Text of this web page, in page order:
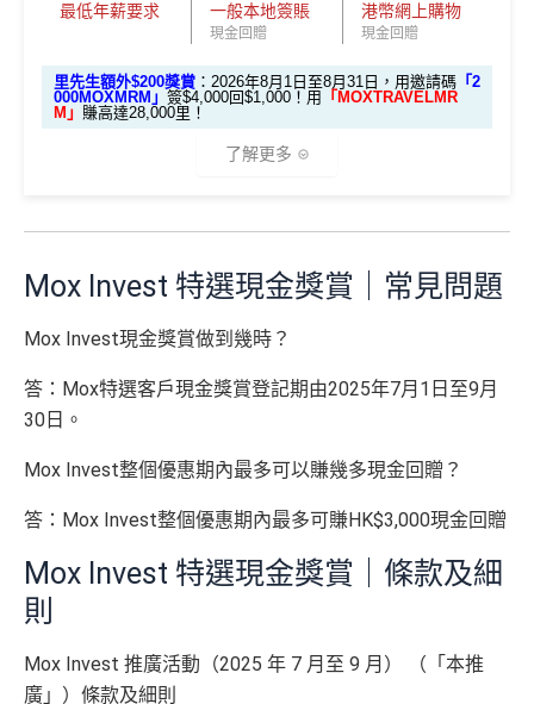
最低年薪要求 一般本地簽賬
現金回贈
港幣網上購物
現金回贈
里先生額外$200獎賞 ：2026年8月1日至8月31日，用邀請碼 「2
000MOXMRM」 簽$4,000回$1,000！用
「MOXTRAVELMR
M」 賺高達28,000里！
了解更多
🎁開戶迎新
2026 Mox 里先生獨家優惠懶人包 (邀請碼二
選項
生邀
（2
月1
日至
碼：
0
0
O
製
碼：
M
X
T
製
Mox Invest 特選現金獎賞｜常見問題
Mox Invest現金獎賞做到幾時？
答：Mox特選客戶現金獎賞登記期由2025年7月1日至9月
30日 。
Mox Invest整個優惠期內最多可以賺幾多現金回贈？
答：Mox Invest整個優惠期內最多可賺HK$3,000現金回贈
Mox Invest 特選現金獎賞｜條款及細
則
Mox Invest 推廣活動（2025 年 7 月至 9 月） （「本推
廣」）條款及細則